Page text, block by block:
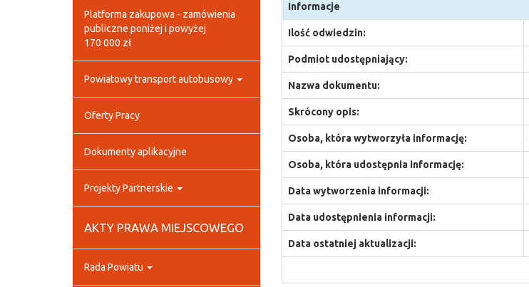
Platforma zakupowa - zamówienia
publiczne poniżej i powyżej
170 000 zł
Powiatowy transport autobusowy
Oferty Pracy
Dokumenty aplikacyjne
Projekty Partnerskie
AKTY PRAWA MIEJSCOWEGO
Rada Powiatu
Informacje
Ilość odwiedzin:
Podmiot udostępniający:
Nazwa dokumentu:
Skrócony opis:
Osoba, która wytworzyła informację:
Osoba, która udostępnia informację:
Data wytworzenia informacji:
Data udostępnienia informacji:
Data ostatniej aktualizacji: